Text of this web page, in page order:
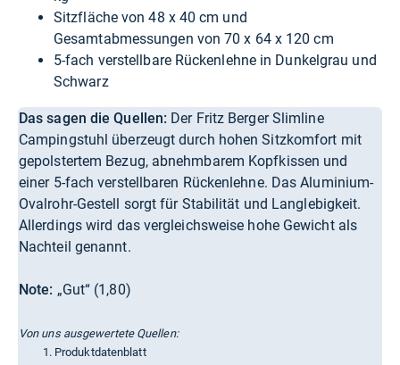
Sitzfläche von 48 x 40 cm und
Gesamtabmessungen von 70 x 64 x 120 cm
5-fach verstellbare Rückenlehne in Dunkelgrau und
Schwarz
Das sagen die Quellen: Der Fritz Berger Slimline
Campingstuhl überzeugt durch hohen Sitzkomfort mit
gepolstertem Bezug, abnehmbarem Kopfkissen und
einer 5-fach verstellbaren Rückenlehne. Das Aluminium-
Ovalrohr-Gestell sorgt für Stabilität und Langlebigkeit.
Allerdings wird das vergleichsweise hohe Gewicht als
Nachteil genannt.
Note: „Gut“ (1,80)
Von uns ausgewertete Quellen:
Produktdatenblatt